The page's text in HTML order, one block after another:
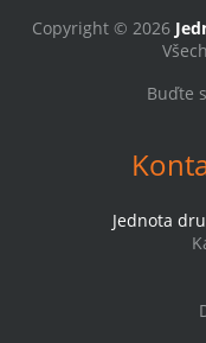
Copyright © 2026
Buďte
Jednota